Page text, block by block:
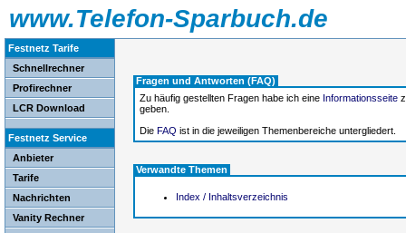
www.Telefon-Sparbuch.de
Festnetz Tarife
Schnellrechner
Profirechner
LCR Download
Festnetz Service
Anbieter
Tarife
Nachrichten
Vanity Rechner
Fragen und Antworten (FAQ)
Zu häufig gestellten Fragen habe ich eine Informationsseite
geben.
Die FAQ ist in die jeweiligen Themenbereiche untergliedert.
Verwandte Themen
Index / Inhaltsverzeichnis